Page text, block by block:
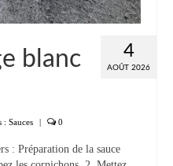
4
AOÛT 2026
blanc
: Sauces | 0
: Préparation de la sauce